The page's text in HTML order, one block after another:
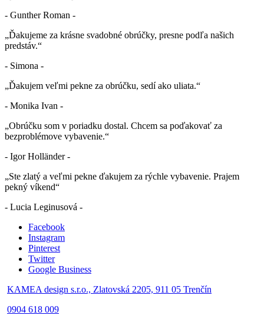
- Gunther Roman -
„Ďakujeme za krásne svadobné obrúčky, presne podľa našich
predstáv.“
- Simona -
„Ďakujem veľmi pekne za obrúčku, sedí ako uliata.“
- Monika Ivan -
„Obrúčku som v poriadku dostal. Chcem sa poďakovať za
bezproblémove vybavenie.“
- Igor Holländer -
„Ste zlatý a veľmi pekne ďakujem za rýchle vybavenie. Prajem
pekný víkend“
- Lucia Leginusová -
Facebook
Instagram
Pinterest
Twitter
Google Business
KAMEA design s.r.o., Zlatovská 2205, 911 05 Trenčín
0904 618 009